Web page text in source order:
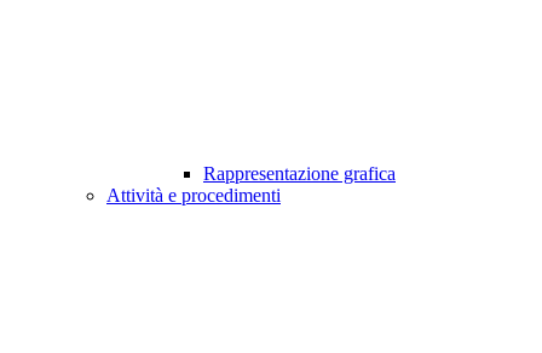
Rappresentazione grafica
Attività e procedimenti